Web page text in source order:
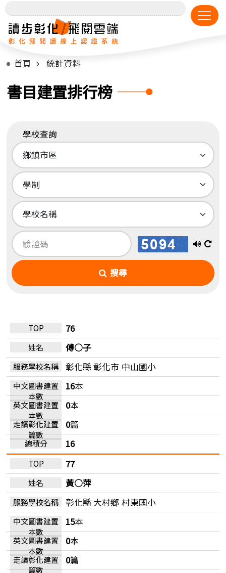
首頁 統計資料
書目建置排行榜
學校查詢
播
放
音
換
張
搜尋
76
傅○子
彰化縣 彰化市 中山國小
16本
0本
0篇
16
77
黃○萍
彰化縣 大村鄉 村東國小
15本
0本
0篇